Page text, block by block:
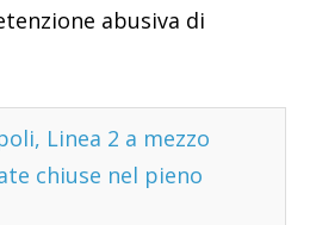
abusiva di
Linea 2 a mezzo
chiuse nel pieno